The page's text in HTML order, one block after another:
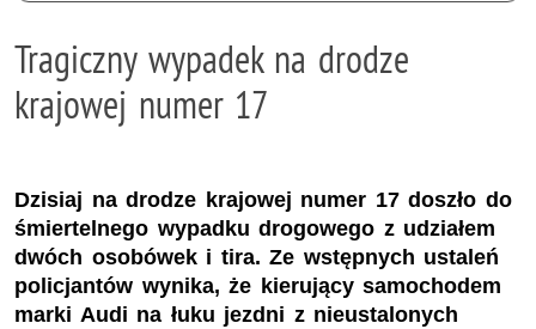
Tragiczny wypadek na drodze
krajowej numer 17
Dzisiaj na drodze krajowej numer 17 doszło do
śmiertelnego wypadku drogowego z udziałem
dwóch osobówek i tira. Ze wstępnych ustaleń
policjantów wynika, że kierujący samochodem
marki Audi na łuku jezdni z nieustalonych